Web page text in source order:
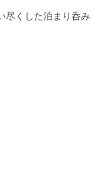
尽くした泊まり呑み